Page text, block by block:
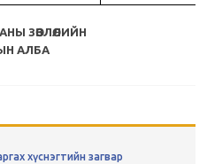
ЗӨВЛӨЛИЙН
АЛБА
хүснэгтийн загвар